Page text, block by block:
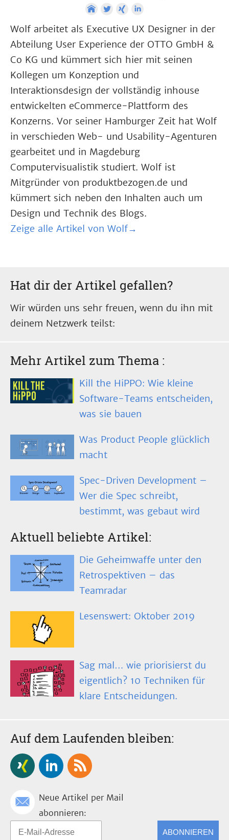
Wolf arbeitet als Executive UX Designer in der
Abteilung User Experience der OTTO GmbH &
Co KG und kümmert sich hier mit seinen
Kollegen um Konzeption und
Interaktionsdesign der vollständig inhouse
entwickelten eCommerce-Plattform des
Konzerns. Vor seiner Hamburger Zeit hat Wolf
in verschieden Web- und Usability-Agenturen
gearbeitet und in Magdeburg
Computervisualistik studiert. Wolf ist
Mitgründer von produktbezogen.de und
kümmert sich neben den Inhalten auch um
Design und Technik des Blogs.
Zeige alle Artikel von Wolf→
Hat dir der Artikel gefallen?
Wir würden uns sehr freuen, wenn du ihn mit
deinem Netzwerk teilst:
Mehr Artikel zum Thema :
Kill the HiPPO: Wie kleine
Software-Teams entscheiden,
was sie bauen
Was Product People glücklich
macht
Spec-Driven Development –
Wer die Spec schreibt,
bestimmt, was gebaut wird
Aktuell beliebte Artikel:
Die Geheimwaffe unter den
Retrospektiven – das
Teamradar
Lesenswert: Oktober 2019
Sag mal… wie priorisierst du
eigentlich? 10 Techniken für
klare Entscheidungen.
Auf dem Laufenden bleiben:
Neue Artikel per Mail
abonnieren:
ABONNIEREN